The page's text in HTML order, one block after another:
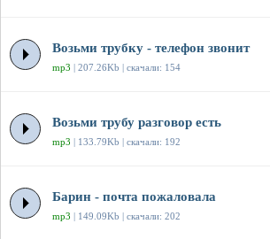
Возьми трубку - телефон звонит
mp3 | 207.26Kb | скачали: 154
Возьми трубу разговор есть
mp3 | 133.79Kb | скачали: 192
Барин - почта пожаловала
mp3 | 149.09Kb | скачали: 202